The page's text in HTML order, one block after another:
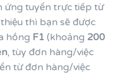
ứng tuyển trực tiếp từ
thì bạn sẽ được
hồng F1 (khoảng 200
, tùy đơn hàng/việc
từ đơn hàng/việc